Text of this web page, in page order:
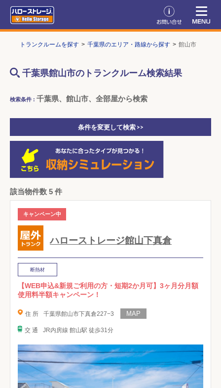
トランクルームを探す 千葉県のエリア・路線から探す 館山市
千葉県館山市のトランクルーム検索結果
検索条件 : 千葉県、館山市、全部屋から検索
条件を変更して検索 >>
該当物件数 5 件
キャンペーン中
ハローストレージ館山下真倉
断熱材
【WEB申込&新規ご利用の方・短期2か月可】3ヶ月分月額
使用料半額キャンペーン！
住 所 千葉県館山市下真倉227−3
交 通 JR内房線 館山駅 徒歩31分